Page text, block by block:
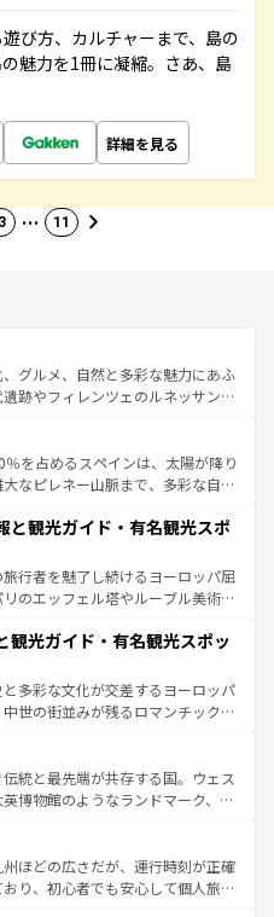
び方、カルチャーまで、島の
魅力を1冊に凝縮。さあ、島
詳細を見る
3 … 11
グルメ、自然と多彩な魅力にあふ
遺跡やフィレンツェのルネッサンス
い田園風景やアマルフィ海岸の絶
せない。観光の合間には、本場の
のイタリア料理を堪能することも
、忘れられない旅をしてみよう！
報は
を占めるスペインは、太陽が降り
なピレネー山脈まで、多彩な自然
、情熱的なフラメンコ、熱気あふ
いタパスが生活の一部となってい
練された雰囲気や、バルセロナの
、地方では古代ローマ遺跡や中世
や気候が異なるスペインはその個
ほしい。
と観光ガイド・有名観光スポ
行者を魅了し続けるヨーロッパ屈
のエッフェル塔やルーブル美術館
ている。華麗な宮殿、歴史的な大
して豊かな自然が、訪れる者を心
ランスは美食の国としても知ら
スコ無形文化遺産にも登録されて
ど、多彩な楽しみ方が可能だ。さ
も魅力が溢れており、どの街角に
づいている。パリ以外の個性あふ
観光ガイド・有名観光スポッ
多彩な文化が交差するヨーロッパ
世の街並みが残るロマンチック街
を歩いても飽きることがない。ベ
イエルン州のアルプスの絶景、そ
ン畑といった風景は必見。ビール
してほしい。 なお、新着の
ツ一覧を参照してほしい。
統と最先端が共存する国。ウェス
博物館のようなランドマーク、歴
ある。また、優雅なアフタヌーン
たまらない英国パブ、サッカー観
できる体験も豊富。イギリスを旅
ほどの広さだが、運行時刻が正確
り、初心者でも安心して個人旅行